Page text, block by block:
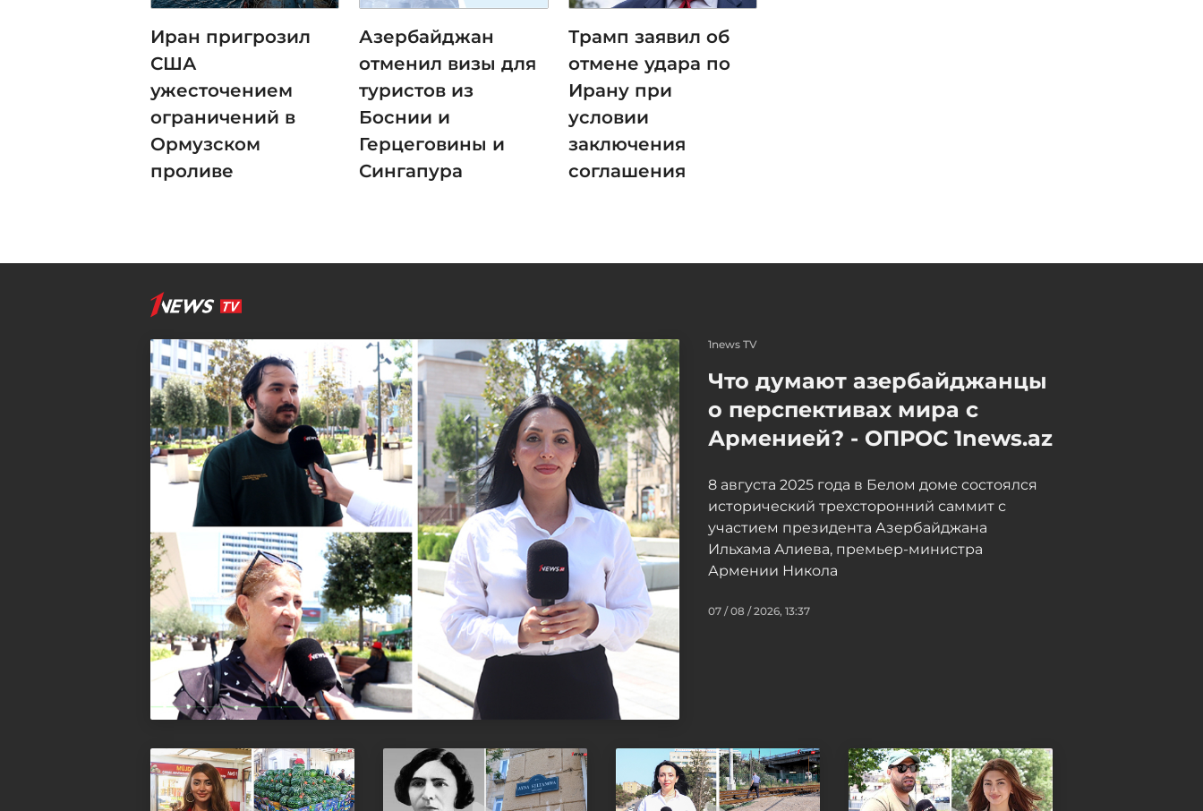
Иран пригрозил
США
ужесточением
ограничений в
Ормузском
проливе
Азербайджан
отменил визы для
туристов из
Боснии и
Герцеговины и
Сингапура
Трамп заявил об
отмене удара по
Ирану при
условии
заключения
соглашения
1news TV
Что думают азербайджанцы
о перспективах мира с
Арменией? - ОПРОС 1news.az
8 августа 2025 года в Белом доме состоялся
исторический трехсторонний саммит с
участием президента Азербайджана
Ильхама Алиева, премьер-министра
Армении Никола
07 / 08 / 2026, 13:37